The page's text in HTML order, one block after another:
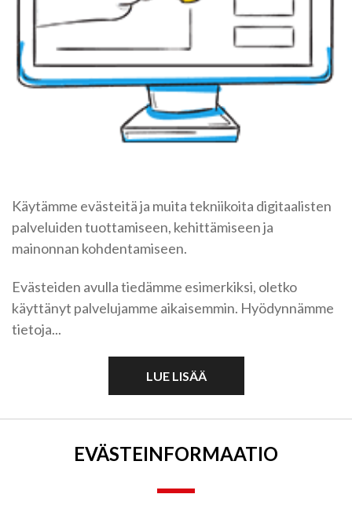
Käytämme evästeitä ja muita tekniikoita digitaalisten
palveluiden tuottamiseen, kehittämiseen ja
mainonnan kohdentamiseen.
Evästeiden avulla tiedämme esimerkiksi, oletko
käyttänyt palvelujamme aikaisemmin. Hyödynnämme
tietoja...
LUE LISÄÄ
EVÄSTE­INFORMAATIO